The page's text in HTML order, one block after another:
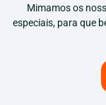
Mimamos os
especiais, para que